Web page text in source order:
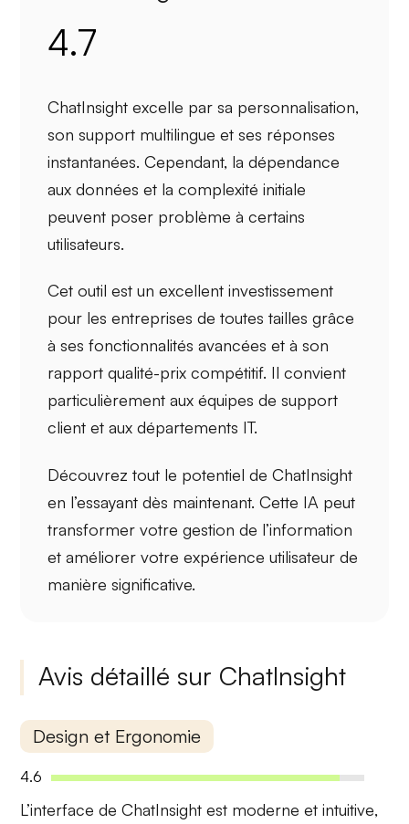
4.7
ChatInsight excelle par sa personnalisation,
sonsupport multilingue et ses réponses
instantanées. Cependant, ladépendance
aux données et lacomplexité initiale
peuvent poser problème à certains
utilisateurs.
Cet outil est un excellent investissement
pour les entreprises de toutes tailles grâce
à ses fonctionnalités avancées et à son
rapport qualité-prix compétitif. Il convient
particulièrement aux équipes de support
client et aux départements IT.
Découvrez tout le potentiel de ChatInsight
en l’essayant dès maintenant. Cette IA peut
transformer votre gestion de l’information
et améliorer votre expérience utilisateur de
manière significative.
Avis détaillé sur ChatInsight
Design et Ergonomie
4.6
L’interface de ChatInsight est moderne etintuitive,